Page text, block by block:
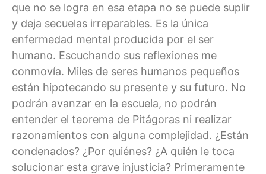
que no se logra en esa etapa no se puede suplir
y deja secuelas irreparables. Es la única
enfermedad mental producida por el ser
humano. Escuchando sus reflexiones me
conmovía. Miles de seres humanos pequeños
están hipotecando su presente y su futuro. No
podrán avanzar en la escuela, no podrán
entender el teorema de Pitágoras ni realizar
razonamientos con alguna complejidad. ¿Están
condenados? ¿Por quiénes? ¿A quién le toca
solucionar esta grave injusticia? Primeramente